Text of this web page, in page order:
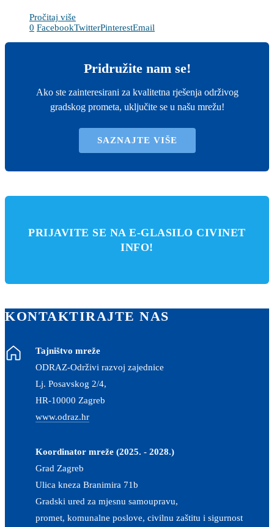
Pročitaj više
0 FacebookTwitterPinterestEmail
Pridružite nam se!
Ako ste zainteresirani za kvalitetna rješenja održivog
gradskog prometa, uključite se u našu mrežu!
SAZNAJTE VIŠE
PRIJAVITE SE NA E-GLASILO CIVINET
INFO!
KONTAKTIRAJTE NAS
Tajništvo mreže
ODRAZ-Održivi razvoj zajednice
Lj. Posavskog 2/4,
HR-10000 Zagreb
www.odraz.hr
Koordinator mreže (2025. - 2028.)
Grad Zagreb
Ulica kneza Branimira 71b
Gradski ured za mjesnu samoupravu,
promet, komunalne poslove, civilnu zaštitu i sigurnost